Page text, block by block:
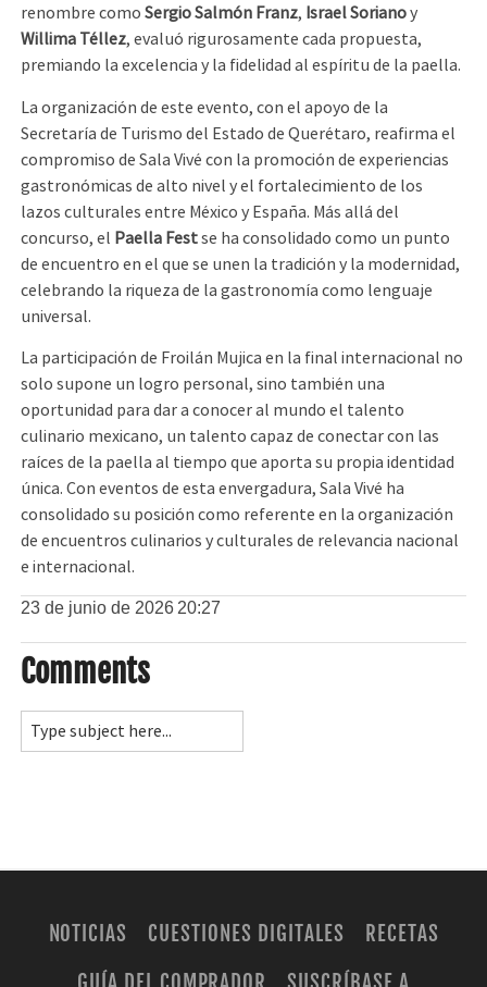
renombre comoSergio Salmón Franz, Israel Sorianoy
Willima Téllez, evaluó rigurosamente cada propuesta,
premiando la excelencia y la fidelidad al espíritu de la paella.
La organización de este evento, con el apoyo de la
Secretaría de Turismo del Estado de Querétaro, reafirma el
compromiso de Sala Vivé con la promoción de experiencias
gastronómicas de alto nivel y el fortalecimiento de los
lazos culturales entre México y España. Más allá del
concurso, el Paella Festse ha consolidado como un punto
de encuentro en el que se unen la tradición y la modernidad,
celebrando la riqueza de la gastronomía como lenguaje
universal.
La participación de Froilán Mujica en la final internacional no
solo supone un logro personal, sino también una
oportunidad para dar a conocer al mundo el talento
culinario mexicano, un talento capaz de conectar con las
raíces de la paella al tiempo que aporta su propia identidad
única. Con eventos de esta envergadura, Sala Vivé ha
consolidado su posición como referente en la organización
de encuentros culinarios y culturales de relevancia nacional
e internacional.
23 de junio de 202620:27
Comments
NOTICIAS CUESTIONES DIGITALES
RECETAS